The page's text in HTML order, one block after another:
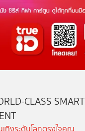
CLASS SMART
ทิงระดับโลกตรงใจคุณ